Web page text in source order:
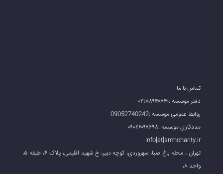
تماس با ما
دفتر موسسه :۰۲۱۸۸۹۴۸۷۴۰
روابط عمومی موسسه :09052740242
مددکاری موسسه :۰۹۰۲۶۰۹۷۶۹۸
info[at]smhcharity.ir
تهران ، محله باغ صبا، سهروردی، کوچه دبیر، خ شهید اقلیمی، پلاک ۴، طبقه ۵،
واحد ۸،